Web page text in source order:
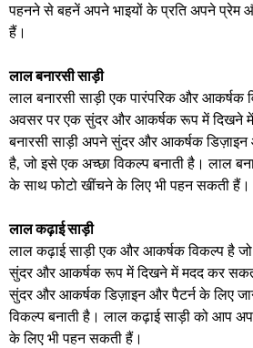
पहनने से बहनें अपने भाइयों के प्रति अपने प्रेम
हैं।
लाल बनारसी साड़ी
लाल बनारसी साड़ी एक पारंपरिक और आकर्षक
अवसर पर एक सुंदर और आकर्षक रूप में दिखने
बनारसी साड़ी अपने सुंदर और आकर्षक डिज़ाइन
है, जो इसे एक अच्छा विकल्प बनाती है। लाल
के साथ फोटो खींचने के लिए भी पहन सकती हैं।
लाल कढ़ाई साड़ी
लाल कढ़ाई साड़ी एक और आकर्षक विकल्प है
सुंदर और आकर्षक रूप में दिखने में मदद कर
सुंदर और आकर्षक डिज़ाइन और पैटर्न के लिए
विकल्प बनाती है। लाल कढ़ाई साड़ी को आप
के लिए भी पहन सकती हैं।